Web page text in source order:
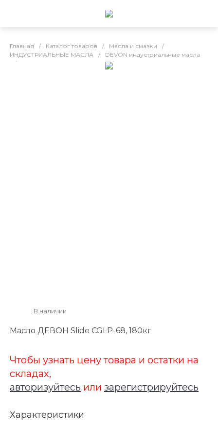
Главная / Каталог товаров / Масла и смазки
/
ИНДУСТРИАЛЬНЫЕ МАСЛА
/
DEVON индустриальные масла
/
DEVON специальные масла /
В наличии
Масло ДЕВОН Slide CGLP-68, 180кг
Чтобы узнать цену товара и остатки на
складах,
авторизуйтесь или зарегистрируйтесь
Характеристики